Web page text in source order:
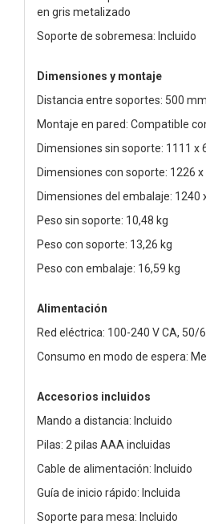
en gris metalizado
Soporte de sobremesa: Incluido
Dimensiones y montaje
Distancia entre soportes: 500 mm
Montaje en pared: Compatible
Dimensiones sin soporte: 1111 x
Dimensiones con soporte: 1226
Dimensiones del embalaje: 1240
Peso sin soporte: 10,48 kg
Peso con soporte: 13,26 kg
Peso con embalaje: 16,59 kg
Alimentación
Red eléctrica: 100-240 V CA, 50/
Consumo en modo de espera:
Accesorios incluidos
Mando a distancia: Incluido
Pilas: 2 pilas AAA incluidas
Cable de alimentación: Incluido
Guía de inicio rápido: Incluida
Soporte para mesa: Incluido